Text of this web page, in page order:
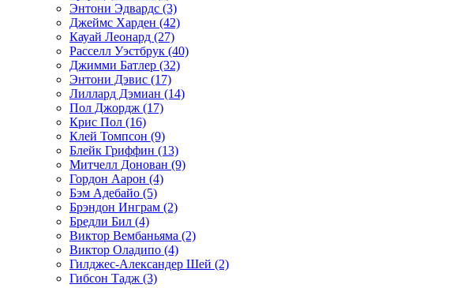
Энтони Эдвардс (3)
Джеймс Харден (42)
Кауай Леонард (27)
Расселл Уэстбрук (40)
Джимми Батлер (32)
Энтони Дэвис (17)
Лиллард Дэмиан (14)
Пол Джордж (17)
Крис Пол (16)
Клей Томпсон (9)
Блейк Гриффин (13)
Митчелл Донован (9)
Гордон Аарон (4)
Бэм Адебайо (5)
Брэндон Инграм (2)
Бредли Бил (4)
Виктор Вембаньяма (2)
Виктор Оладипо (4)
Гилджес-Александер Шей (2)
Гибсон Тадж (3)